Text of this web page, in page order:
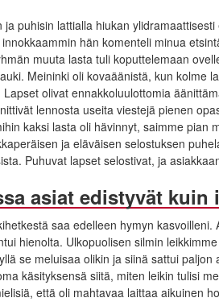
ja puhisin lattialla hiukan
hän komenteli minua
muuta lasta tuli koputtelemaan
Meininki oli kovaäänistä, kun kolme
olivat ennakkoluulottomia
lennosta useita viestejä pienen
kaksi lasta oli hävinnyt, saimme pian
ja eläväisen selostuksen
Puhuvat lapset selostivat, ja
asiat edistyvät kuin
saa edelleen hymyn
hienolta. Ulkopuolisen silmin
se meluisaa olikin ja siinä sattui
käsityksensä siitä, miten leikin tulisi
että oli mahtavaa laittaa aikuinen